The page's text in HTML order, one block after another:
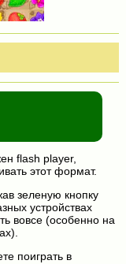
flash player,
этот формат.
зеленую кнопку
устройствах
вовсе (особенно на
поиграть в